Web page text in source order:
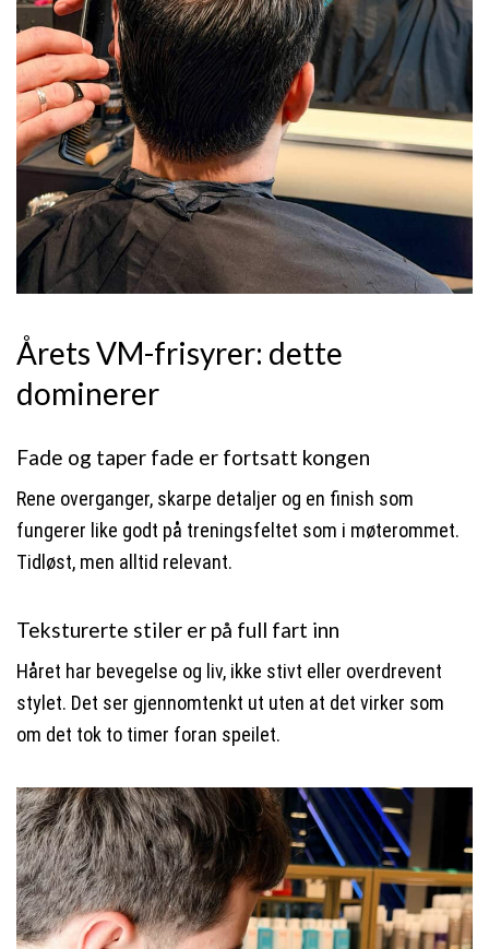
Årets VM-frisyrer: dette
dominerer
Fade og taper fade er fortsatt kongen
Rene overganger, skarpe detaljer og en finish som
fungerer like godt på treningsfeltet som i møterommet.
Tidløst, men alltid relevant.
Teksturerte stiler er på full fart inn
Håret har bevegelse og liv, ikke stivt eller overdrevent
stylet. Det ser gjennomtenkt ut uten at det virker som
om det tok to timer foran speilet.